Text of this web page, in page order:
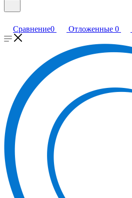
Сравнение0 Отложенные 0